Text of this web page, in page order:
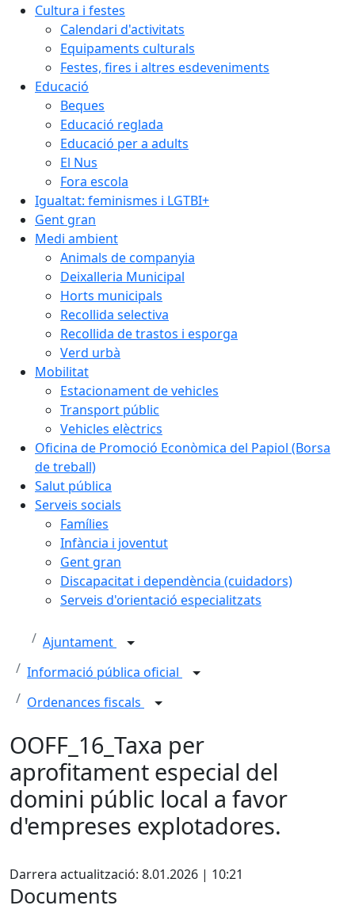
Cultura i festes
Calendari d'activitats
Equipaments culturals
Festes, fires i altres esdeveniments
Educació
Beques
Educació reglada
Educació per a adults
El Nus
Fora escola
Igualtat: feminismes i LGTBI+
Gent gran
Medi ambient
Animals de companyia
Deixalleria Municipal
Horts municipals
Recollida selectiva
Recollida de trastos i esporga
Verd urbà
Mobilitat
Estacionament de vehicles
Transport públic
Vehicles elèctrics
Oficina de Promoció Econòmica del Papiol (Borsa
de treball)
Salut pública
Serveis socials
Famílies
Infància i joventut
Gent gran
Discapacitat i dependència (cuidadors)
Serveis d'orientació especialitzats
Ajuntament
Informació pública oficial
Ordenances fiscals
OOFF_16_Taxa per
aprofitament especial del
domini públic local a favor
d'empreses explotadores.
Darrera actualització: 8.01.2026 | 10:21
Documents